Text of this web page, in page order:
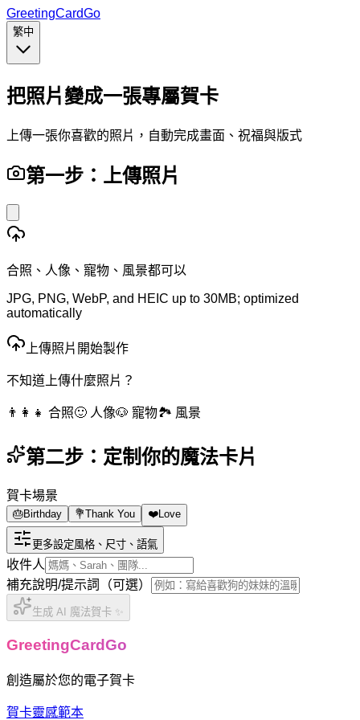
GreetingCardGo
繁中
把照片變成一張專屬賀卡
上傳一張你喜歡的照片，自動完成畫面、祝福與版式
第一步：上傳照片
合照、人像、寵物、風景都可以
JPG, PNG, WebP, and HEIC up to 30MB; optimized
automatically
上傳照片開始製作
不知道上傳什麼照片？
👨‍👩‍👧 合照🙂 人像🐶 寵物🏞️ 風景
第二步：定制你的魔法卡片
賀卡場景
🎂Birthday 💐Thank You ❤️Love
更多設定風格、尺寸、語氣
收件人
補充說明/提示詞（可選）
生成 AI 魔法賀卡 ✨
GreetingCardGo
創造屬於您的電子賀卡
賀卡靈感範本